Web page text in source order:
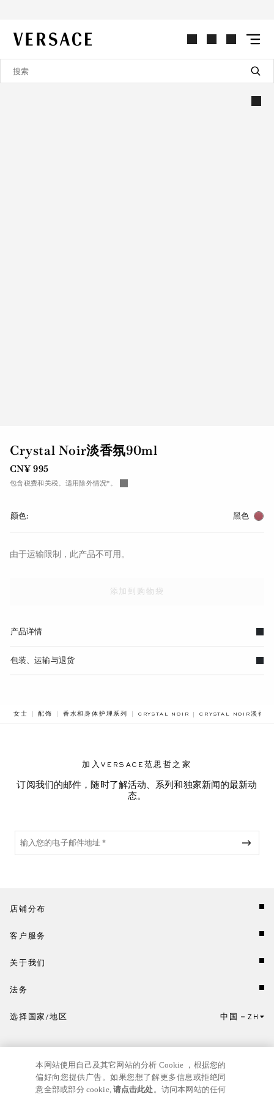
VERSACE | 主页
Crystal Noir淡香氛90ml
CN¥ 995
包含税费和关税。适用除外情况*。
颜色: 黑色
由于运输限制，此产品不可用。
添加到购物袋
产品详情
包装、运输与退货
女士 配饰 香水和身体护理系列 CRYSTAL NOIR CRYSTAL NOIR淡香
加入VERSACE范思哲之家
订阅我们的邮件，随时了解活动、系列和独家新闻的最新动
态。
店铺分布
客户服务
关于我们
法务
点击此处选择国家/地区和语言。
选择国家/地区 中国 ZH
本网站使用自己及其它网站的分析 Cookie ，根据您的
偏好向您提供广告。如果您想了解更多信息或拒绝同
意全部或部分 cookie,请点击此处。访问本网站的任何